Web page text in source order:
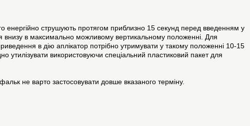
енергійно струшують протягом приблизно 15 секунд перед введенням у
внизу в максимально можливому вертикальному положенні. Для
в дію аплікатор потрібно утримувати у такому положенні 10-15
утилізувати використовуючи спеціальний пластиковий пакет для
не варто застосовувати довше вказаного терміну.